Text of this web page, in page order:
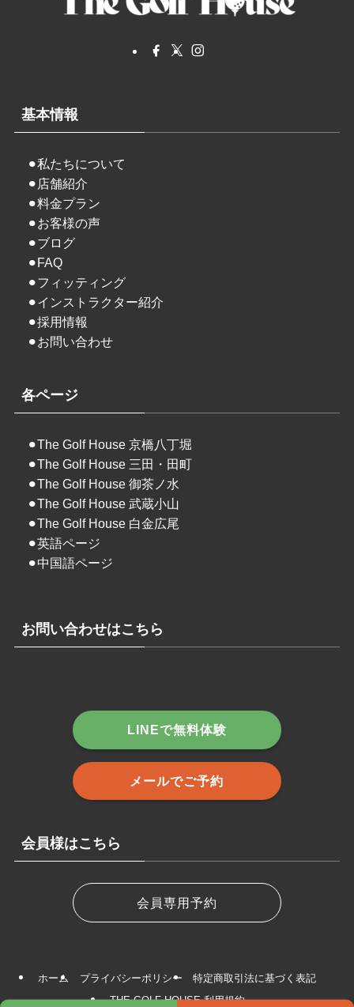
基本情報
⚫︎私たちについて
⚫︎ 店舗紹介
⚫︎料金プラン
⚫︎お客様の声
⚫︎ブログ
⚫︎FAQ
⚫︎フィッティング
⚫︎インストラクター紹介
⚫︎採用情報
⚫︎お問い合わせ
各ページ
⚫︎The Golf House 京橋八丁堀
⚫︎The Golf House 三田・田町
⚫︎The Golf House 御茶ノ水
⚫︎The Golf House 武蔵小山
⚫︎The Golf House 白金広尾
⚫︎英語ページ
⚫︎中国語ページ
お問い合わせはこちら
LINEで無料体験
メールでご予約
会員様はこちら
会員専用予約
ホーム プライバシーポリシー
特定商取引法に基づく表記
THE GOLF HOUSE 利用規約